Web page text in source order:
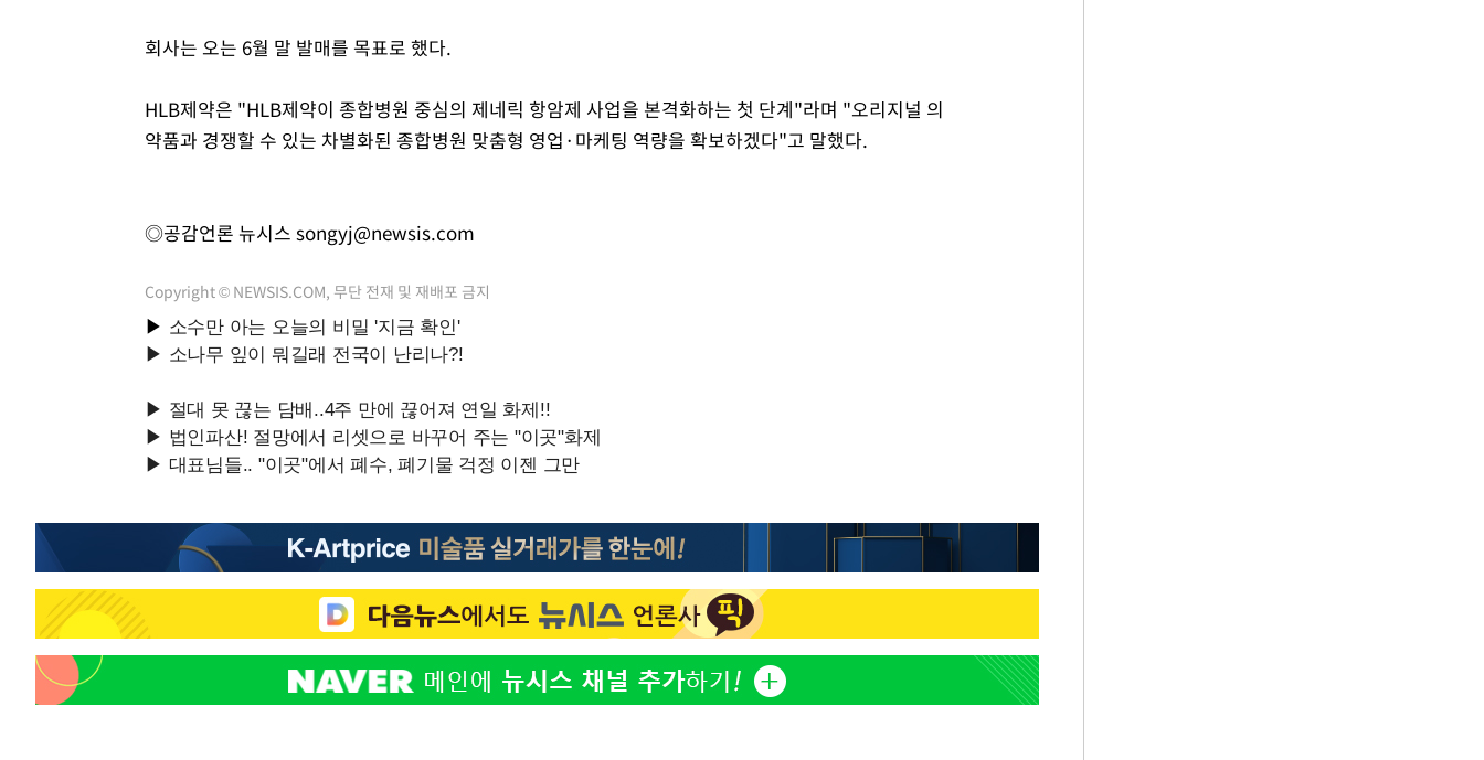
회사는 오는 6월 말 발매를 목표로 했다.
HLB제약은 "HLB제약이 종합병원 중심의 제네릭 항암제 사업을 본격화하는 첫 단계"라며 "오리지널 의
약품과 경쟁할 수 있는 차별화된 종합병원 맞춤형 영업·마케팅 역량을 확보하겠다"고 말했다.
◎공감언론 뉴시스 songyj@newsis.com
Copyright © NEWSIS.COM, 무단 전재 및 재배포 금지